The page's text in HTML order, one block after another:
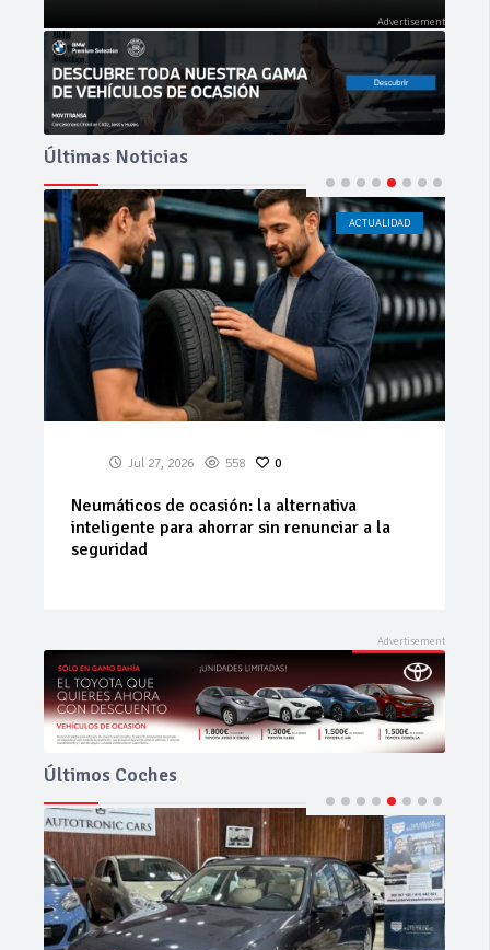
Últimas Noticias
ACTUALIDAD CÁDIZ
Jul 23, 2026 195 0
La 42ª Subida a Vejer comienza a perfilarse
Últimos Coches